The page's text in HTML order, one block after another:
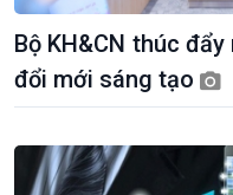
Bộ KH&CN thúc
đổi mới sáng tạo